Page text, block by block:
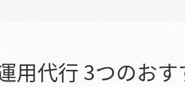
用代行 3つのお